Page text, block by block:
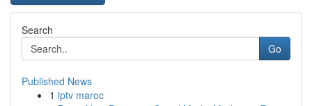
Search
Go
Published News
1 iptv maroc